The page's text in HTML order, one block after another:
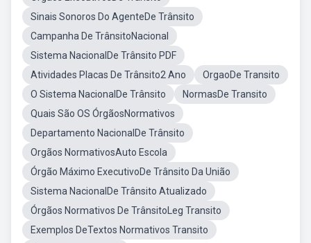
Sinais Sonoros Do AgenteDe Trânsito
Campanha De TrânsitoNacional
Sistema NacionalDe Trânsito PDF
Atividades Placas De Trânsito2 Ano
OrgaoDe Transito
O Sistema NacionalDe Trânsito
NormasDe Transito
Quais São OS ÓrgãosNormativos
Departamento NacionalDe Trânsito
Orgãos NormativosAuto Escola
Órgão Máximo ExecutivoDe Trânsito Da União
Sistema NacionalDe Trânsito Atualizado
Órgãos Normativos De TrânsitoLeg Transito
Exemplos DeTextos Normativos Transito